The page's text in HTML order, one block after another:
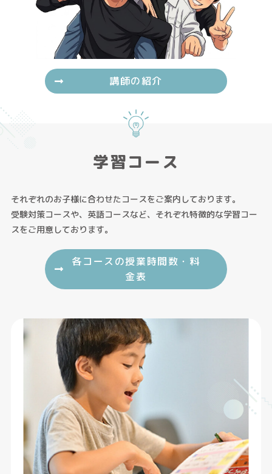
講師の紹介
学習コース
それぞれのお子様に合わせたコースをご案内しております。
受験対策コースや、英語コースなど、それぞれ特徴的な学習コー
スをご用意しております。
各コースの授業時間数・料
金表